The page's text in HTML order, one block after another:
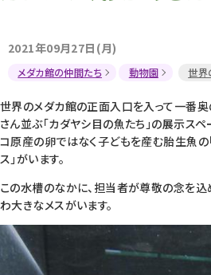
2021年09月27日(月)
メダカ館の仲間たち 動物園 世界
世界のメダカ館の正面入口を入って一番奥
さん並ぶ「カダヤシ目の魚たち」の展示スペ
コ原産の卵ではなく子どもを産む胎生魚
ス」がいます。
この水槽のなかに、担当者が尊敬の念を込
わ大きなメスがいます。